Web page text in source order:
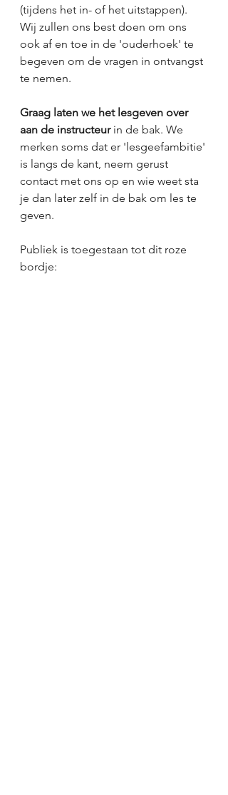
(tijdens het in- of het uitstappen).
Wij zullen ons best doen om ons
ook af en toe in de 'ouderhoek' te
begeven om de vragen in ontvangst
te nemen.
Graag laten we het lesgeven over
aan de instructeur in de bak. We
merken soms dat er 'lesgeefambitie'
is langs de kant, neem gerust
contact met ons op en wie weet sta
je dan later zelf in de bak om les te
geven.
Publiek is toegestaan tot dit roze
bordje: